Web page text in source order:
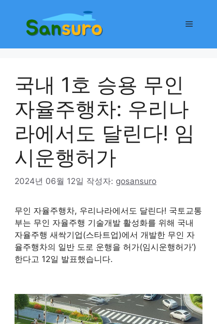
메
국내 1호 승용 무인
자율주행차: 우리나
라에서도 달린다! 임
시운행허가
2024년 06월 12일 작성자: gosansuro
무인 자율주행차, 우리나라에서도 달린다! 국토교통
부는 무인 자율주행 기술개발 활성화를 위해 국내
자율주행 새싹기업(스타트업)에서 개발한 무인 자
율주행차의 일반 도로 운행을 허가(임시운행허가’)
한다고 12일 발표했습니다.